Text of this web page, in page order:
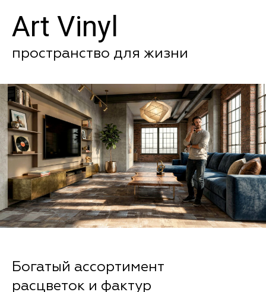
Art Vinyl
пространство для жизни
Богатый ассортимент
расцветок и фактур